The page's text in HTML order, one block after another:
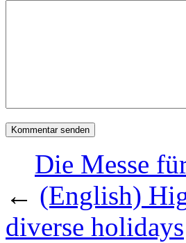
Die Messe
← (English)
diverse holidays